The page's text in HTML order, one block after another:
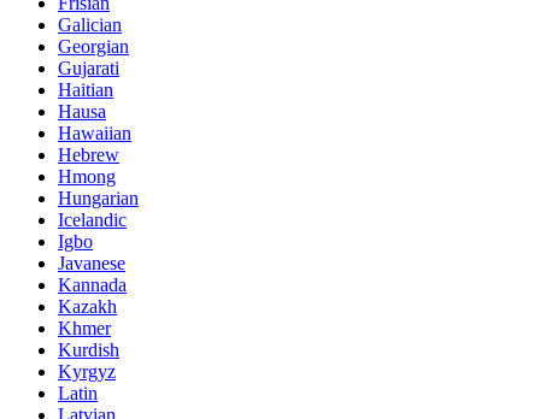
Galician
Georgian
Gujarati
Haitian
Hausa
Hawaiian
Hebrew
Hmong
Hungarian
Icelandic
Igbo
Javanese
Kannada
Kazakh
Khmer
Kurdish
Kyrgyz
Latin
Latvian